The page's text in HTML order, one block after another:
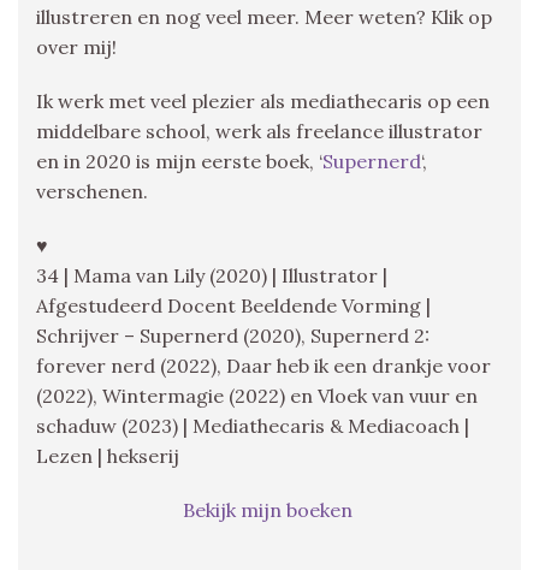
illustreren en nog veel meer. Meer weten? Klik op
over mij!
Ik werk met veel plezier als mediathecaris op een
middelbare school, werk als freelance illustrator
en in 2020 is mijn eerste boek, ‘Supernerd‘,
verschenen.
♥
34 | Mama van Lily (2020) | Illustrator |
Afgestudeerd Docent Beeldende Vorming |
Schrijver – Supernerd (2020), Supernerd 2:
forever nerd (2022), Daar heb ik een drankje voor
(2022), Wintermagie (2022) en Vloek van vuur en
schaduw (2023) | Mediathecaris & Mediacoach |
Lezen | hekserij
Bekijk mijn boeken